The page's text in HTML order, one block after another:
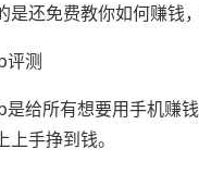
是还免费教你如何赚钱
评测
给所有想要用手机赚
上手挣到钱。